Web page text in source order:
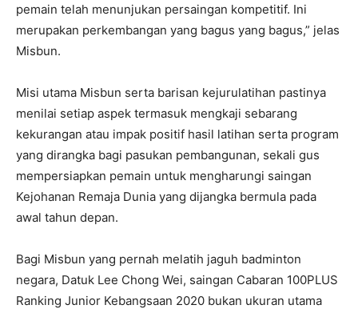
pemain telah menunjukan persaingan kompetitif. Ini
merupakan perkembangan yang bagus yang bagus,” jelas
Misbun.
Misi utama Misbun serta barisan kejurulatihan pastinya
menilai setiap aspek termasuk mengkaji sebarang
kekurangan atau impak positif hasil latihan serta program
yang dirangka bagi pasukan pembangunan, sekali gus
mempersiapkan pemain untuk mengharungi saingan
Kejohanan Remaja Dunia yang dijangka bermula pada
awal tahun depan.
Bagi Misbun yang pernah melatih jaguh badminton
negara, Datuk Lee Chong Wei, saingan Cabaran 100PLUS
Ranking Junior Kebangsaan 2020 bukan ukuran utama